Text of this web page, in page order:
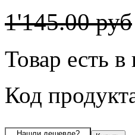
1'145.00 руб
Товар есть
Код